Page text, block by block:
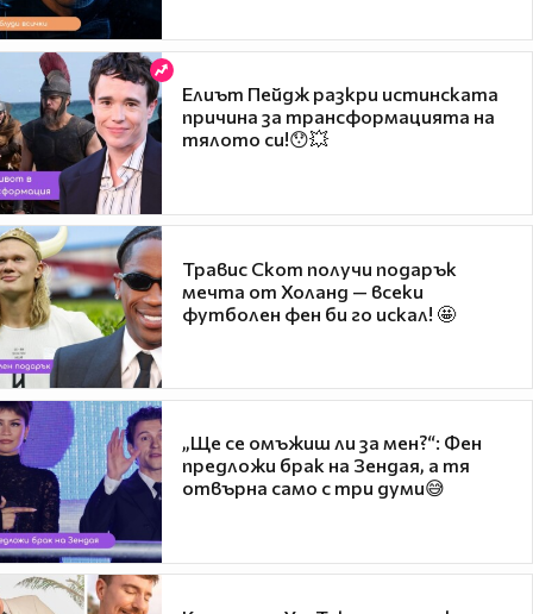
Елиът Пейдж разкри истинската
причина за трансформацията на
тялото си!😯💥
Травис Скот получи подарък
мечта от Холанд — всеки
футболен фен би го искал! 🤩
„Ще се омъжиш ли за мен?“: Фен
предложи брак на Зендая, а тя
отвърна само с три думи😅